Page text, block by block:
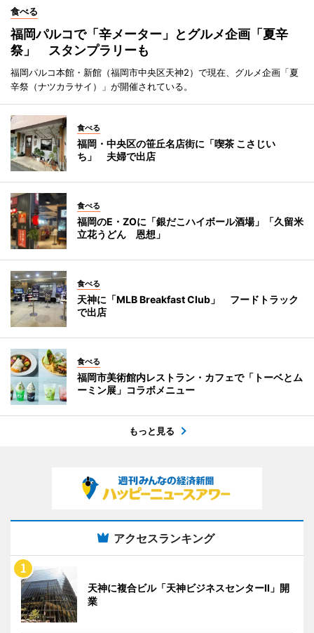
食べる
福岡パルコで「辛メーター」とグルメ企画「夏辛
祭」 スタンプラリーも
福岡パルコ本館・新館（福岡市中央区天神2）で現在、グルメ企画「夏
辛祭（ナツカラサイ）」が開催されている。
食べる
福岡・中央区の笹丘名店街に「喫茶 こさじい
ち」 夫婦で出店
食べる
福岡のE・ZOに「銀だこハイボール酒場」「久留米
立花うどん 恩想」
食べる
天神に「MLB Breakfast Club」 フードトラック
で出店
食べる
福岡市美術館内レストラン・カフェで「トーベとム
ーミン展」コラボメニュー
もっと見る
アクセスランキング
天神に複合ビル「天神ビジネスセンターII」開
業